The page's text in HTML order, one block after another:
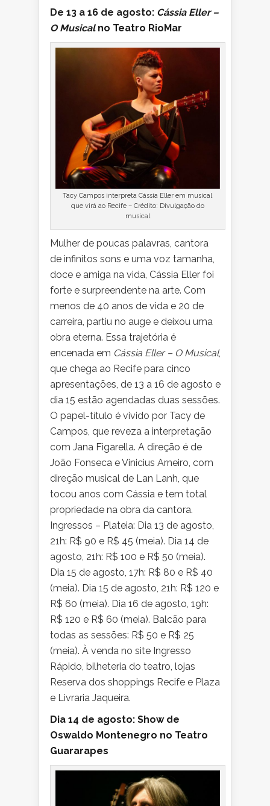
De 13 a 16 de agosto: Cássia Eller –
O Musicalno Teatro RioMar
Tacy Campos interpreta Cássia Eller em musical
que virá ao Recife – Crédito: Divulgação do
musical
Mulher de poucas palavras, cantora
de infinitos sons e uma voz tamanha,
doce e amiga na vida, Cássia Eller foi
forte e surpreendente na arte. Com
menos de 40 anos de vida e 20 de
carreira, partiu no auge e deixou uma
obra eterna. Essa trajetória é
encenada em Cássia Eller – O Musical,
que chega ao Recife para cinco
apresentações, de 13 a 16 de agosto e
dia 15 estão agendadas duas sessões.
O papel-título é vivido por Tacy de
Campos, que reveza a interpretação
com Jana Figarella. A direção é de
João Fonseca e Vinicius Arneiro, com
direção musical de Lan Lanh, que
tocou anos com Cássia e tem total
propriedade na obra da cantora.
Ingressos – Plateia: Dia 13 de agosto,
21h: R$ 90 e R$ 45 (meia). Dia 14 de
agosto, 21h: R$ 100 e R$ 50 (meia).
Dia 15 de agosto, 17h: R$ 80 e R$ 40
(meia). Dia 15 de agosto, 21h: R$ 120 e
R$ 60 (meia). Dia 16 de agosto, 19h:
R$ 120 e R$ 60 (meia). Balcão para
todas as sessões: R$ 50 e R$ 25
(meia). À venda no site Ingresso
Rápido, bilheteria do teatro, lojas
Reserva dos shoppings Recife e Plaza
e Livraria Jaqueira.
Dia 14 de agosto: Show de
Oswaldo Montenegro no Teatro
Guararapes